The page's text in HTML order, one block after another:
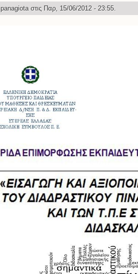
panagiotaστις Παρ, 15/06/2012 - 23:55.